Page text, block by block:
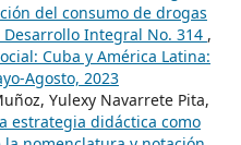
del consumo de drogas
Integral No. 314 ,
Cuba y América Latina:
Agosto, 2023
Yulexy Navarrete Pita,
estrategia didáctica como